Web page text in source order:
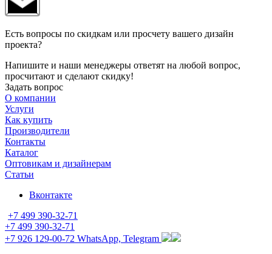
Есть вопросы по скидкам или просчету вашего дизайн
проекта?
Напишите и наши менеджеры ответят на любой вопрос,
просчитают и сделают скидку!
Задать вопрос
О компании
Услуги
Как купить
Производители
Контакты
Каталог
Оптовикам и дизайнерам
Статьи
Вконтакте
+7 499 390-32-71
+7 499 390-32-71
+7 926 129-00-72 WhatsApp, Telegram